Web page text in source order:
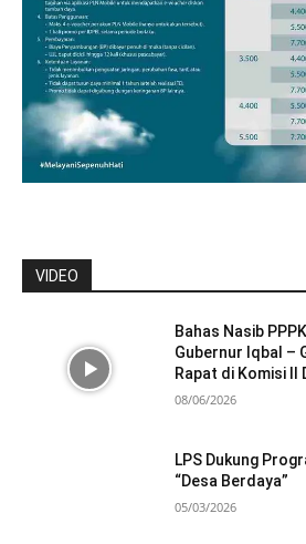
VIDEO
Bahas Nasib
Gubernur Iqbal –
Rapat di Komisi II
08/06/2026
LPS Dukung
“Desa Berdaya”
05/03/2026